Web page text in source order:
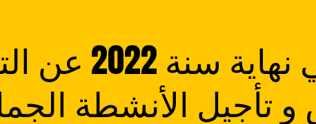
علن في
تأجيل الأنشطة